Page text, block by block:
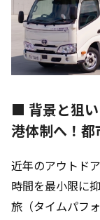
■ 背景と狙
港体制へ！
近年のアウトド
時間を最小限に
旅（タイムパフ